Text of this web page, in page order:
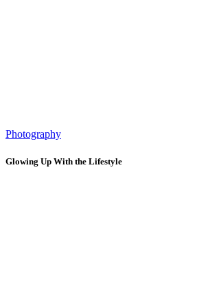
Photography
Glowing Up With the Lifestyle